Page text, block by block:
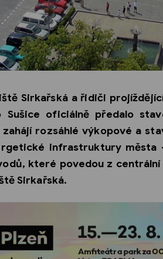
Sirkařská a řidiči
oficiálně předalo
rozsáhlé výkopové a
infrastruktury města
které povedou z
Sirkařská.